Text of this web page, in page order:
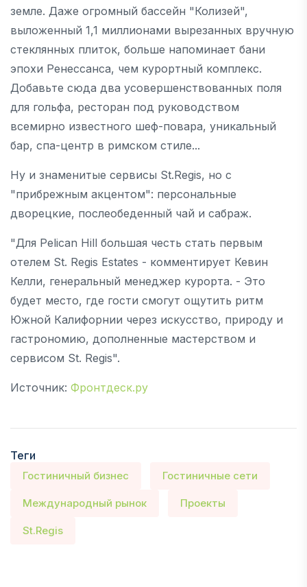
земле. Даже огромный бассейн "Колизей",
выложенный 1,1 миллионами вырезанных вручную
стеклянных плиток, больше напоминает бани
эпохи Ренессанса, чем курортный комплекс.
Добавьте сюда два усовершенствованных поля
для гольфа, ресторан под руководством
всемирно известного шеф-повара, уникальный
бар, спа-центр в римском стиле...
Ну и знаменитые сервисы St.Regis, но с
"прибрежным акцентом": персональные
дворецкие, послеобеденный чай и сабраж.
"Для Pelican Hill большая честь стать первым
отелем St. Regis Estates - комментирует Кевин
Келли, генеральный менеджер курорта. - Это
будет место, где гости смогут ощутить ритм
Южной Калифорнии через искусство, природу и
гастрономию, дополненные мастерством и
сервисом St. Regis".
Источник: Фронтдеск.ру
Теги
Гостиничный бизнес Гостиничные сети
Международный рынок Проекты
St.Regis